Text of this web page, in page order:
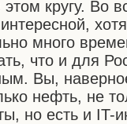
кругу. Во
много
что и для
Вы,
нефть, не
но есть и IT-